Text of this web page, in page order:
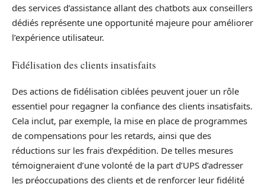
des services d’assistance allant des chatbots aux conseillers
dédiés représente une opportunité majeure pour améliorer
l’expérience utilisateur.
Fidélisation des clients insatisfaits
Des actions de fidélisation ciblées peuvent jouer un rôle
essentiel pour regagner la confiance des clients insatisfaits.
Cela inclut, par exemple, la mise en place de programmes
de compensations pour les retards, ainsi que des
réductions sur les frais d’expédition. De telles mesures
témoigneraient d’une volonté de la part d’UPS d’adresser
les préoccupations des clients et de renforcer leur fidélité